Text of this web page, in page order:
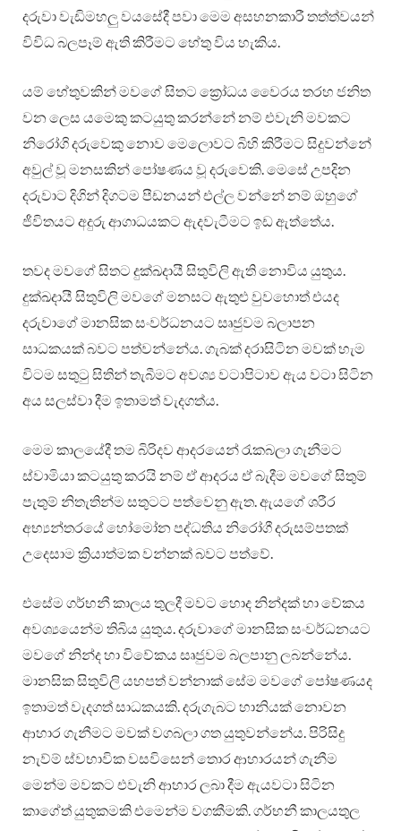
දරුවා වැඩිමහලු වයසේදී පවා මෙම අසහනකාරී තත්ත්වයන්
විවිධ බලපෑම් ඇති කිරීමට හේතු විය හැකිය.
යම් හේතුවකින් මවගේ සිතට ක්‍රෝධය වෛරය තරහ ජනිත
වන ලෙස යමෙකු කටයුතු කරන්නේ නම් එවැනි මවකට
නිරෝගි දරුවෙකු නොව මෙලොවට බිහි කිරීමට සිදුවන්නේ
අවුල් වූ මනසකින් පෝෂණය වූ දරුවෙකි. මෙසේ උපදින
දරුවාට දිගින් දිගටම පීඩනයන් එල්ල වන්නේ නම් ඔහුගේ
ජීවිතයට අදුරු ආගාධයකට ඇදවැටීමට ඉඩ ඇත්තේය.
තවද මවගේ සිතට දුක්ඛදායී සිතුවිලි ඇති නොවිය යුතුය.
දුක්ඛදායී සිතුවිලි මවගේ මනසට ඇතුළු වුවහොත් එයද
දරුවාගේ මානසික සංවර්ධනයට සෘජුවම බලාපන
සාධකයක් බවට පත්වන්නේය. ගැබක් දරාසිටින මවක් හැම
විටම සතුටු සිතින් තැබීමට අවශ්‍ය වටාපිටාව ඇය වටා සිටින
අය සලස්වා දීම ඉතාමත් වැදගත්ය.
මෙම කාලයේදී තම බිරිදව ආදරයෙන් රැකබලා ගැනීමට
ස්වාමියා කටයුතු කරයි නම් ඒ ආදරය ඒ බැදීම මවගේ සිතුම්
පැතුම් නිතැතින්ම සතුටට පත්වෙනු ඇත. ඇයගේ ශරීර
අභ්‍යන්තරයේ හෝමෝන පද්ධතිය නිරෝගී දරුසම්පතක්
උදෙසාම ක්‍රියාත්මක වන්නක් බවට පත්වේ.
එසේම ගර්භනී කාලය තුලදී මවට හොද නින්දක් හා වේකය
අවශ්‍යයෙන්ම තිබිය යුතුය. දරුවාගේ මානසික සංවර්ධනයට
මවගේ නින්ද හා විවේකය සෘජුවම බලපානු ලබන්නේය.
මානසික සිතුවිලි යහපත් වන්නාක් සේම මවගේ පෝෂණයද
ඉතාමත් වැදගත් සාධකයකි. දරුගැබට හානියක් නොවන
ආහාර ගැනීමට මවක් වගබලා ගත යුතුවන්නේය. පිරිසිදු
නැව්ම් ස්වභාවික වසවිසෙන් තොර ආහාරයන් ගැනීම
මෙන්ම මවකට එවැනි ආහාර ලබා දීම ඇයවටා සිටින
කාගේත් යුතුකමකි එමෙන්ම වගකීමකි. ගර්භනී කාලයතුල